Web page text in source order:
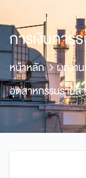
การเงินการ
หน้าหลัก ผลงา
อุตสาหกรรมรายส